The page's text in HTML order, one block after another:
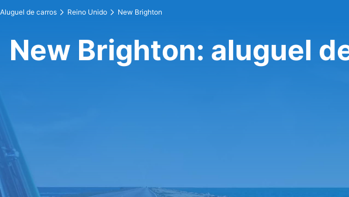
Aluguel de carros Reino Unido New Brighton
New Brighton: aluguel